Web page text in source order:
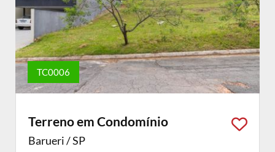
TC0006
Terreno em Condomínio
Barueri / SP